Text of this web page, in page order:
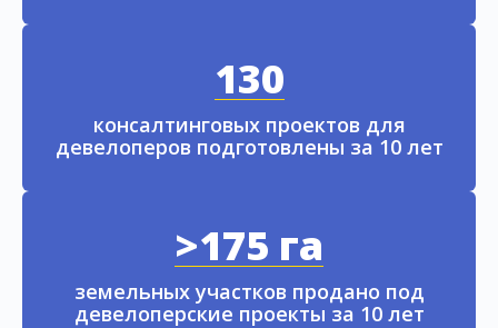
130
консалтинговых проектов для
девелоперов подготовлены за 10 лет
>175 га
земельных участков продано под
девелоперские проекты за 10 лет